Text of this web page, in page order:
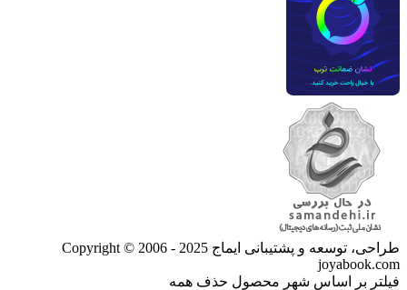
طراحی، توسعه و پشتیبانی ایماج Copyright © 2006 - 2025
joyabook.com
فیلتر بر اساس شهر محصول حذف همه